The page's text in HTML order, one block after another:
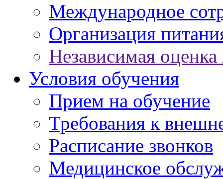
Международное
Организация
Независимая оценка
Условия обучения
Прием на обучение
Требования к
Расписание звонков
Медицинское